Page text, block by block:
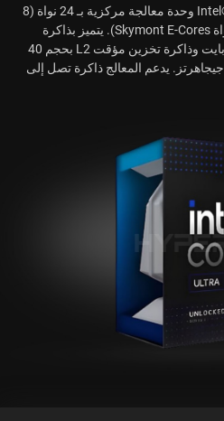
يعد معالج Intel® Core™ Ultra 9 285K وحدة معالجة مركزية بـ 24 نواة (8
أنوية Lion Cove P-Cores و 16 نواة Skymont E-Cores). يتميز بذاكرة
تخزين مؤقت ذكية بحجم 36 ميجابايت وذاكرة تخزين مؤقت L2 بحجم 40
ميجابايت، وتصل سرعته إلى 5.7 جيجاهرتز. يدعم المعالج ذاكرة تصل إلى